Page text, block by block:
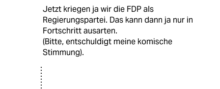
Jetzt kriegen ja wir die FDP als
Regierungspartei. Das kann dann ja nur in
Fortschritt ausarten.
(Bitte, entschuldigt meine komische
Stimmung).